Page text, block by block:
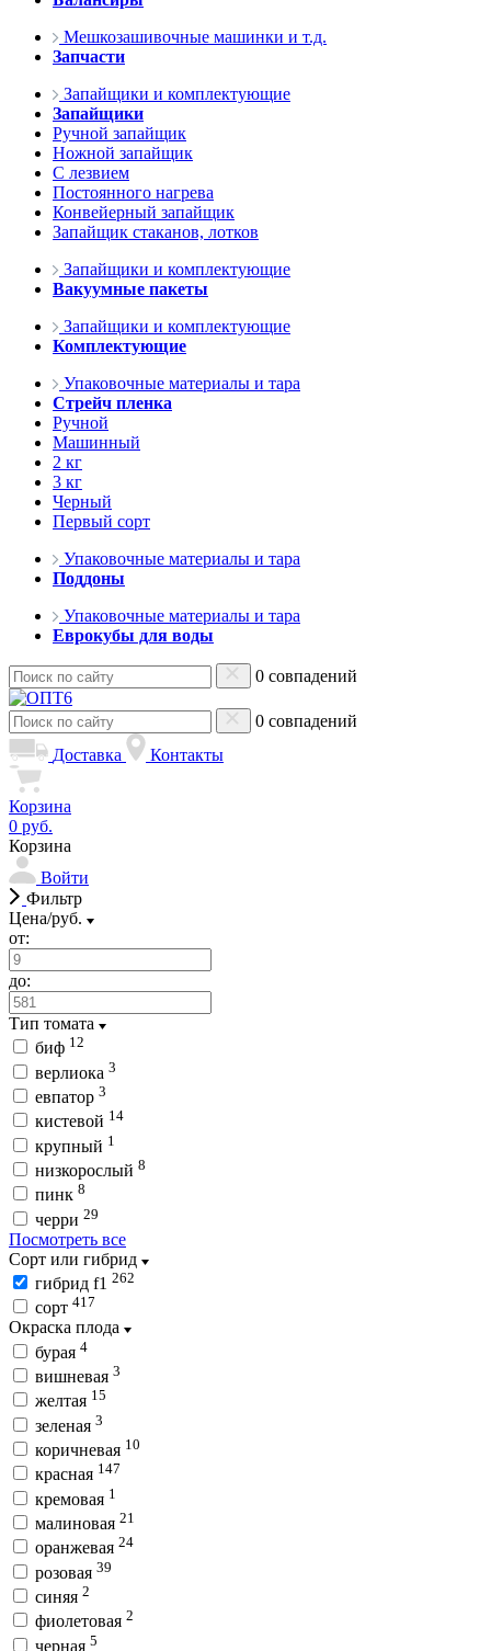
Мешкозашивочные машинки и т.д.
Запчасти
Запайщики и комплектующие
Запайщики
Ручной запайщик
Ножной запайщик
С лезвием
Постоянного нагрева
Конвейерный запайщик
Запайщик стаканов, лотков
Запайщики и комплектующие
Вакуумные пакеты
Запайщики и комплектующие
Комплектующие
Упаковочные материалы и тара
Стрейч пленка
Ручной
Машинный
2 кг
3 кг
Черный
Первый сорт
Упаковочные материалы и тара
Поддоны
Упаковочные материалы и тара
Еврокубы для воды
0 совпадений
0 совпадений
Доставка
Контакты
Корзина
0 руб.
Корзина
Войти
Фильтр
Цена/руб.
от:
до:
Тип томата
биф 12
верлиока 3
евпатор 3
кистевой 14
крупный 1
низкорослый 8
пинк 8
черри 29
Посмотреть все
Сорт или гибрид
гибрид f1 262
сорт 417
Окраска плода
бурая 4
вишневая 3
желтая 15
зеленая 3
коричневая 10
красная 147
кремовая 1
малиновая 21
оранжевая 24
розовая 39
синяя 2
фиолетовая 2
черная 5